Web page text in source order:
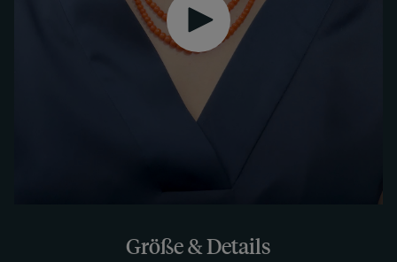
Größe & Details